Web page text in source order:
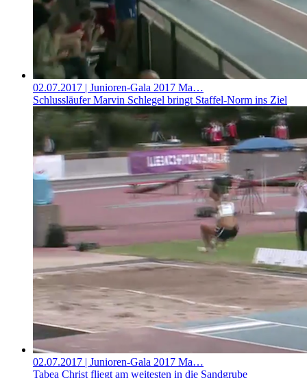
02.07.2017 | Junioren-Gala 2017 Ma…
Schlussläufer Marvin Schlegel bringt Staffel-Norm ins Ziel
02.07.2017 | Junioren-Gala 2017 Ma…
Tabea Christ fliegt am weitesten in die Sandgrube